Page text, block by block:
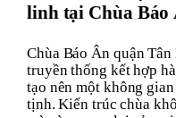
linh tại Chùa
Chùa Báo Ân quận
truyền thống kết hợp
tạo nên một không
tịnh. Kiến trúc chùa